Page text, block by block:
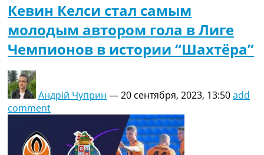
Кевин Келси стал самым
молодым автором гола в Лиге
Чемпионов в истории “Шахтёра”
Андрій Чуприн —20 сентября, 2023, 13:50add
comment